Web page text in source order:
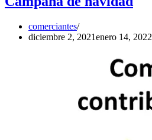
comerciantes
diciembre 2, 2021enero 14, 2022